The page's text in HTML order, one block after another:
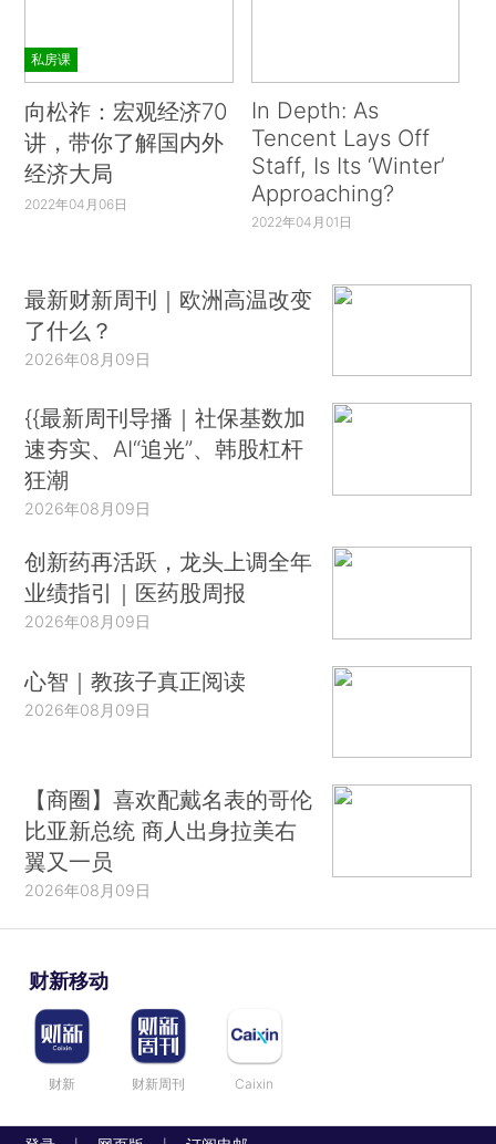
私房课
向松祚：宏观经济70
讲，带你了解国内外
经济大局
2022年04月06日
In Depth: As
Tencent Lays Off
Staff, Is Its ‘Winter’
Approaching?
2022年04月01日
最新财新周刊｜欧洲高温改变
了什么？
2026年08月09日
{{最新周刊导播｜社保基数加
速夯实、AI“追光”、韩股杠杆
狂潮
2026年08月09日
创新药再活跃，龙头上调全年
业绩指引｜医药股周报
2026年08月09日
心智｜教孩子真正阅读
2026年08月09日
【商圈】喜欢配戴名表的哥伦
比亚新总统 商人出身拉美右
翼又一员
2026年08月09日
财新移动
财新 财新周刊 Caixin